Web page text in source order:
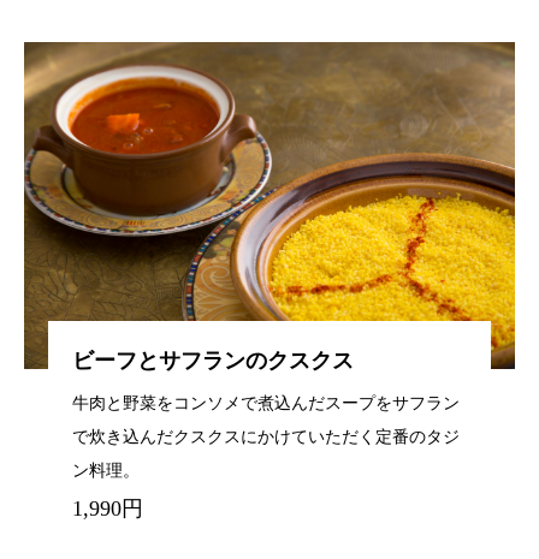
ビーフとサフランのクスクス
牛肉と野菜をコンソメで煮込んだスープをサフラン
で炊き込んだクスクスにかけていただく定番のタジ
ン料理。
1,990円